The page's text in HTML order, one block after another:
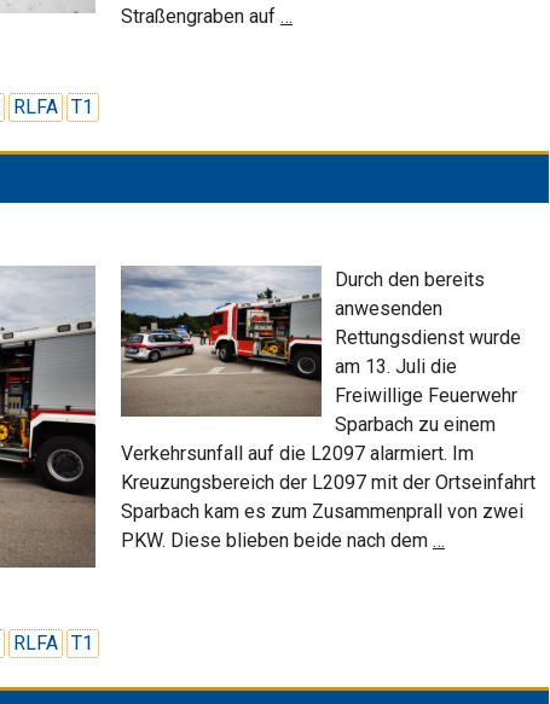
Straßengraben auf …Linienbus
RLFA T1
Durch den bereits
anwesenden
Rettungsdienst wurde
am 13. Juli die
Freiwillige Feuerwehr
Sparbach zu einem
Verkehrsunfall auf die L2097 alarmiert. Im
Kreuzungsbereich der L2097 mit der Ortseinfahrt
Sparbach kam es zum Zusammenprall von zwei
PKW. Diese blieben beide nach dem …Unfall
RLFA T1